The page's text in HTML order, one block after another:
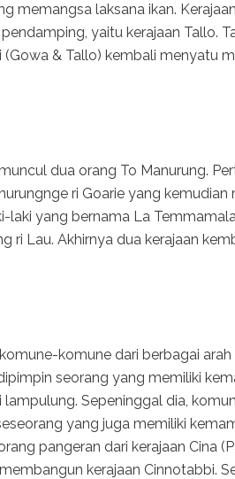
memangsa laksana ikan.
yaitu kerajaan Tallo.
& Tallo) kembali menyatu
dua orang To Manurung.
ri Goarie yang kemudian
laki yang bernama La
ri Lau. Akhirnya dua kerajaan
komune dari berbagai
seorang yang memiliki
Sepeninggal dia,
yang juga memiliki
pangeran dari kerajaan Cina
kerajaan Cinnotabbi.